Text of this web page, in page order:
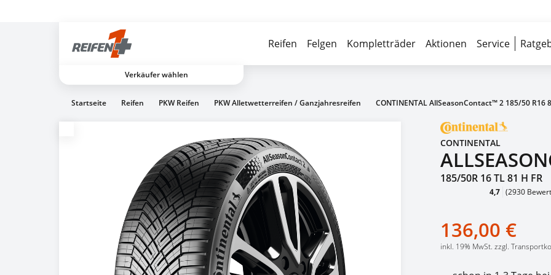
Verkäufer wählen
Reifen Felgen Kompletträder Aktionen Service
Startseite Reifen PKW Reifen PKW Alletwetterreifen / Ganzjahresreifen CONTINENTAL AllSeasonContact™ 2 185/50 R16
CONTINENTAL
185/50R 16 TL 81 H FR
4,7 (2930
136,00 €
inkl. 19% MwSt. zzgl.